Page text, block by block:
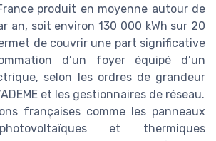
produit en moyenne autour de
an, soit environ 130 000 kWh sur 20
de couvrir une part significative
d’un foyer équipé d’un
selon les ordres de grandeur
et les gestionnaires de réseau.
françaises comme les panneaux
et thermiques